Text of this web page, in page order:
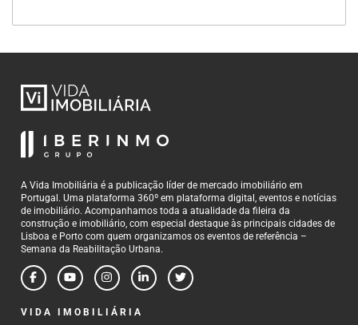
A Vida Imobiliária é a publicação líder de mercado imobiliário em
Portugal. Uma plataforma 360º em plataforma digital, eventos e notícias
de imobiliário. Acompanhamos toda a atualidade da fileira da
construção e imobiliário, com especial destaque às principais cidades de
Lisboa e Porto com quem organizamos os eventos de referência –
Semana da Reabilitação Urbana.
VIDA IMOBILIÁRIA